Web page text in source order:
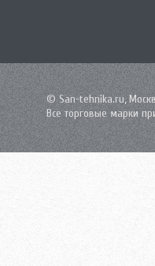
© San-tehnika.ru,
Все торговые марки